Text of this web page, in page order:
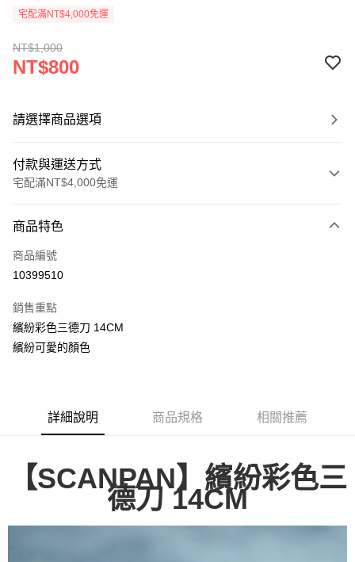
宅配滿NT$4,000免運
NT$1,000
NT$800
請選擇商品選項
付款與運送方式
宅配滿NT$4,000免運
信用卡一次付款
信用卡分期付款
合作金庫商業銀行
華南商業銀行
上海商業儲蓄銀行
聯邦商業銀行
遠東國際商業銀行
元大商業銀行
台新國際商業銀行
中國信託商業銀行
台灣樂天信用卡公司
LINE Pay
Apple Pay
ATM付款
運送方式
每筆NT$150，滿NT$4,000(含以上)免運費
商品特色
商品編號
10399510
銷售重點
繽紛彩色三德刀 14CM
繽紛可愛的顏色
詳細說明 商品規格 相關推薦
【SCANPAN】 繽紛彩色三
德刀 14CM